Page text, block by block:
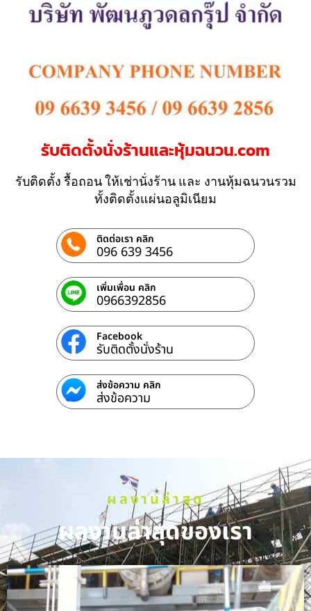
รับติดตั้งนั่งร้านและหุ้มฉนวน.com
รับติดตั้ง รื้อถอน ให้เช่านั่งร้าน และ งานหุ้มฉนวนรวม
ทั้งติดตั้งแผ่นอลูมิเนียม
ติดต่อเรา คลิก
096 639 3456
เพิ่มเพื่อน คลิก
0966392856
Facebook
รับติดตั้งนั่งร้าน
ส่งข้อความ คลิก
ส่งข้อความ
ผลงานล่าสุด
ผลงานล่าสุดของเรา